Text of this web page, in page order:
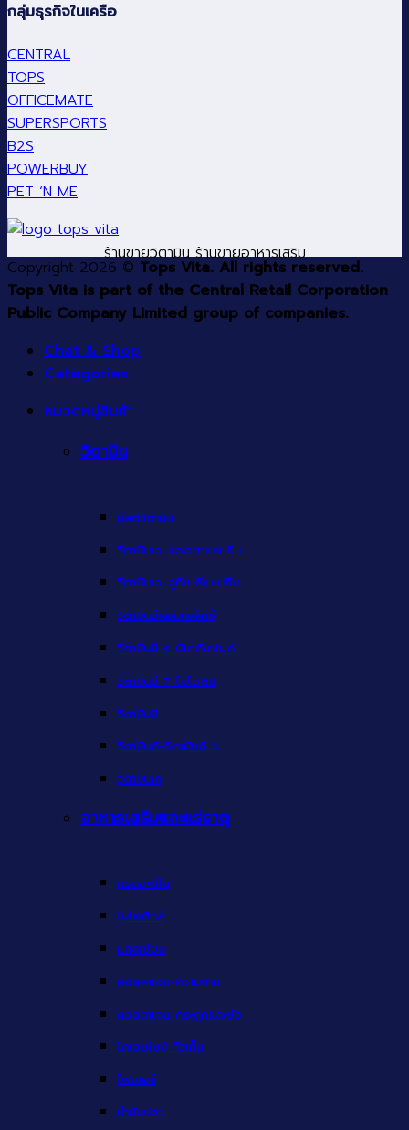
กลุ่มธุรกิจในเครือ
CENTRAL
TOPS
OFFICEMATE
SUPERSPORTS
B2S
POWERBUY
PET ‘N ME
ร้านขายวิตามิน ร้านขายอาหารเสริม
Copyright 2026 © Tops Vita. All rights reserved.
Tops Vita is part of the Central Retail Corporation
Public Company Limited group of companies.
Chat & Shop
Categories
หมวดหมู่สินค้า
วิตามิน
มัลติวิตามิน
วิตามินเอ-แอสตาแซนธิน
วิตามินเอ-ลูทีน-ซีแซนทีน
วิตามินบีคอมเพล็กซ์
วิตามินบี 3-นิโคตินาไมด์
วิตามินบี 7-ไบโอติน
วิตามินซี
วิตามินดี-วิตามินดี 3
วิตามินเค
อาหารเสริมและแร่ธาตุ
กรดอะมิโน
ไบโอติกส์
แคลเซียม
คอลลาเจน-ความงาม
คอลลาเจน-กระดูกและข้อ
โคเอนไซม์ คิวเท็น
ไฟเบอร์
น้ำมันปลา